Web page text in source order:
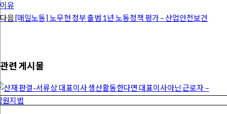
이유
다음[매일노동] 노무현 정부 출범 1년 노동정책 평가 – 산업안전보건
관련 게시물